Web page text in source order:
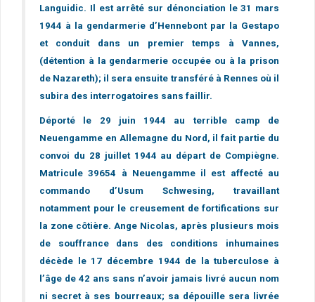
Languidic. Il est arrêté sur dénonciation le 31 mars
1944 à la gendarmerie d’Hennebont par la Gestapo
et conduit dans un premier temps à Vannes,
(détention à la gendarmerie occupée ou à la prison
de Nazareth); il sera ensuite transféré à Rennes où il
subira des interrogatoires sans faillir.
Déporté le 29 juin 1944 au terrible camp de
Neuengamme en Allemagne du Nord, il fait partie du
convoi du 28 juillet 1944 au départ de Compiègne.
Matricule 39654 à Neuengamme il est affecté au
commando d’Usum Schwesing, travaillant
notamment pour le creusement de fortifications sur
la zone côtière. Ange Nicolas, après plusieurs mois
de souffrance dans des conditions inhumaines
décède le 17 décembre 1944 de la tuberculose à
l’âge de 42 ans sans n’avoir jamais livré aucun nom
ni secret à ses bourreaux; sa dépouille sera livrée